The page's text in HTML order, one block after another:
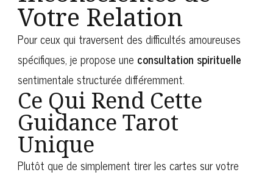
Votre Relation
Pour ceux qui traversent des difficultés amoureuses
spécifiques, je propose une consultation spirituelle
sentimentale structurée différemment.
Ce Qui Rend Cette
Guidance Tarot
Unique
Plutôt que de simplement tirer les cartes sur votre